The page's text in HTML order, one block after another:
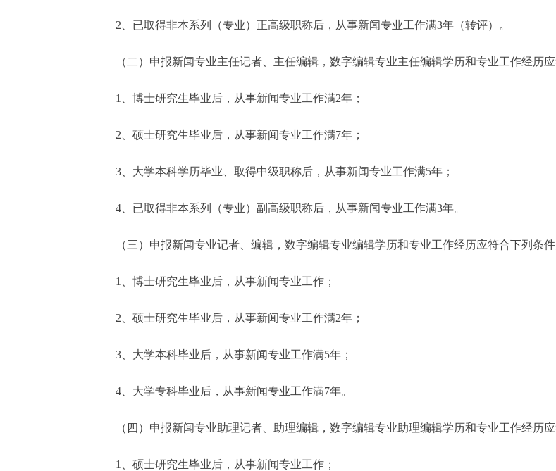
2、已取得非本系列（专业）正高级职称后，从事新闻专业工作满3年（转评）。
（二）申报新闻专业主任记者、主任编辑，数字编辑专业主任编辑学历和专业工作经历应
1、博士研究生毕业后，从事新闻专业工作满2年；
2、硕士研究生毕业后，从事新闻专业工作满7年；
3、大学本科学历毕业、取得中级职称后，从事新闻专业工作满5年；
4、已取得非本系列（专业）副高级职称后，从事新闻专业工作满3年。
（三）申报新闻专业记者、编辑，数字编辑专业编辑学历和专业工作经历应符合下列条件
1、博士研究生毕业后，从事新闻专业工作；
2、硕士研究生毕业后，从事新闻专业工作满2年；
3、大学本科毕业后，从事新闻专业工作满5年；
4、大学专科毕业后，从事新闻专业工作满7年。
（四）申报新闻专业助理记者、助理编辑，数字编辑专业助理编辑学历和专业工作经历应
1、硕士研究生毕业后，从事新闻专业工作；